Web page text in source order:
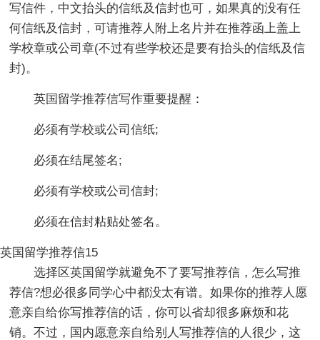
写信件，中文抬头的信纸及信封也可，如果真的没有任
何信纸及信封，可请推荐人附上名片并在推荐函上盖上
学校章或公司章(不过有些学校还是要有抬头的信纸及信
封)。
英国留学推荐信写作重要提醒：
必须有学校或公司信纸;
必须在结尾签名;
必须有学校或公司信封;
必须在信封粘贴处签名。
英国留学推荐信15
选择区英国留学就避免不了要写推荐信，怎么写推
荐信?想必很多同学心中都没太有谱。如果你的推荐人愿
意亲自给你写推荐信的话，你可以省却很多麻烦和花
销。不过，国内愿意亲自给别人写推荐信的人很少，这